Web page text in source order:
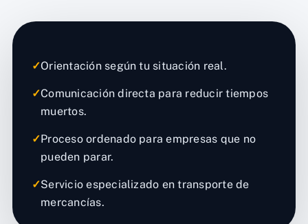
✓Orientación según tu situación real.
✓Comunicación directa para reducir tiempos
muertos.
✓Proceso ordenado para empresas que no
pueden parar.
✓Servicio especializado en transporte de
mercancías.